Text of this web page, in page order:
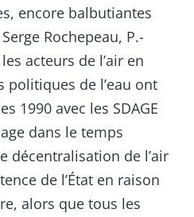
encore balbutiantes
Rochepeau, P.-
les acteurs de l’air en
politiques de l’eau ont
1990 avec les SDAGE
dans le temps
décentralisation de l’air
de l’État en raison
alors que tous les